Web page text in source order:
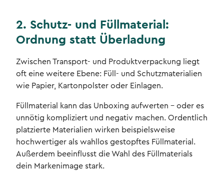
2. Schutz- und Füllmaterial:
Ordnung statt Überladung
Zwischen Transport- und Produktverpackung liegt
oft eine weitere Ebene: Füll- und Schutzmaterialien
wie Papier, Kartonpolster oder Einlagen.
Füllmaterial kann das Unboxing aufwerten – oder es
unnötig kompliziert und negativ machen. Ordentlich
platzierte Materialien wirken beispielsweise
hochwertiger als wahllos gestopftes Füllmaterial.
Außerdem beeinflusst die Wahl des Füllmaterials
dein Markenimage stark.